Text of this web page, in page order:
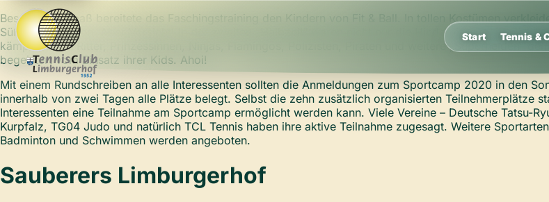
Start Tennis &
Besonderen Spaß bereitete das Faschingstraining den Kindern von Fit & Ball. In tollen Kostümen
Süßigkeiten füllen. Aber Vorsicht! In der zweiten „Halbzeit“ waren nicht nur die Hindernisse zu
kämpften sich Ritter, Prinzessinnen, Ninjas, Flamingos, Polizisten, Piraten und weitere „Superhelden“
begeistert vom Einsatz ihrer Kids. Ahoi!
Mit einem Rundschreiben an alle Interessenten sollten die Anmeldungen zum Sportcamp 2020 in den
innerhalb von zwei Tagen alle Plätze belegt. Selbst die zehn zusätzlich organisierten Teilnehmerplätze
Interessenten eine Teilnahme am Sportcamp ermöglicht werden kann. Viele Vereine – Deutsche Tatsu-
Kurpfalz, TG04 Judo und natürlich TCL Tennis haben ihre aktive Teilnahme zugesagt. Weitere
Badminton und Schwimmen werden angeboten.
Sauberers Limburgerhof